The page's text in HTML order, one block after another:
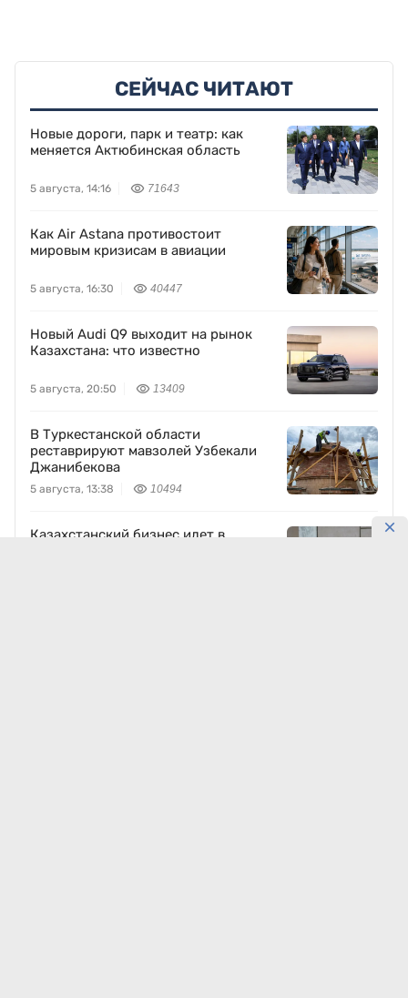
СЕЙЧАС ЧИТАЮТ
Новые дороги, парк и театр: как
меняется Актюбинская область
5 августа, 14:16 71643
Как Air Astana противостоит
мировым кризисам в авиации
5 августа, 16:30 40447
Новый Audi Q9 выходит на рынок
Казахстана: что известно
5 августа, 20:50 13409
В Туркестанской области
реставрируют мавзолей Узбекали
Джанибекова
5 августа, 13:38 10494
Казахстанский бизнес идет в